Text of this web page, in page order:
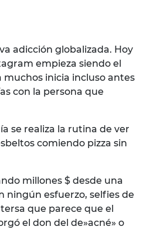
adicción globalizada. Hoy
empieza siendo el
muchos inicia incluso antes
con la persona que
se realiza la rutina de ver
comiendo pizza sin
millones $ desde una
ningún esfuerzo, selfies de
que parece que el
el don del de»acné» o